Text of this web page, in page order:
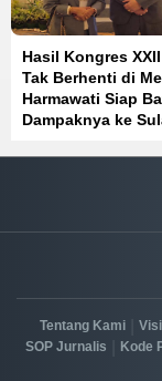
Hasil Kongres
Tak Berhenti di
Harmawati Siap
Dampaknya ke
Tentang Kami
SOP Jurnalis Kode